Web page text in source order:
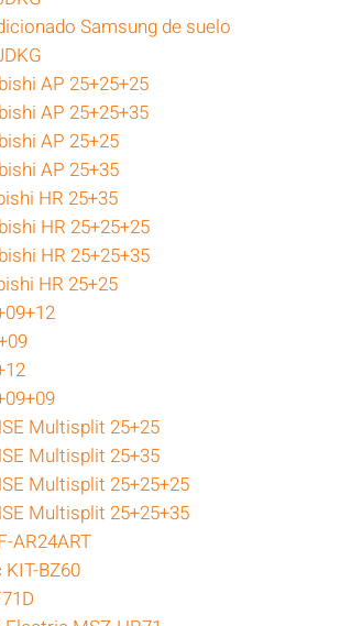
Samsung de suelo
AP 25+25+25
AP 25+25+35
AP 25+25
AP 25+35
HR 25+35
HR 25+25+25
HR 25+25+35
HR 25+25
Multisplit 25+25
Multisplit 25+35
Multisplit 25+25+25
Multisplit 25+25+35
AR24ART
BZ60